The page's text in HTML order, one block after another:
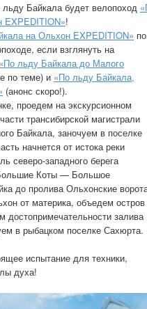
Байкала будет велопоход
EXPEDITION»!
на Ольхон EXPEDITION» по
если взглянуть на
«По льду Байкала до Малого
по теме) и «По льду Байкала,
(анонс скоро!).
проедем на экскурсионном
трансибирской магистрали
Байкала, заночуем в поселке
начнется от истока реки
северо-западного берега
Коты — Большое
до пролива Ольхонские
от материка, объедем остров
достопримечательности залива
в рыбацком поселке Сахюрта.
испытание для техники,
духа!